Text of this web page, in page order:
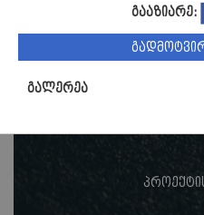
გააზიარე:
გალერეა